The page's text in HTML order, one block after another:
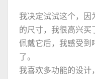
我决定试试这个，因
的尺寸，我很高兴买
佩戴它后，我感受到
了。
我喜欢多功能的设计